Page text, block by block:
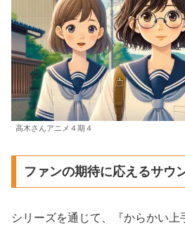
高木さんアニメ４期４
ファンの期待に応えるサウ
シリーズを通じて、『からかい